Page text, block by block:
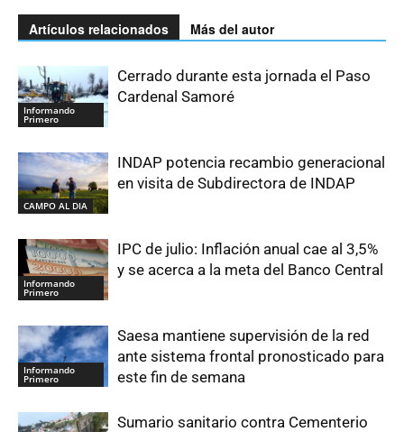
Artículos relacionados Más del autor
Informando
Primero
Cerrado durante esta jornada el Paso
Cardenal Samoré
CAMPO AL DIA
INDAP potencia recambio generacional
en visita de Subdirectora de INDAP
Informando
Primero
IPC de julio: Inflación anual cae al 3,5%
y se acerca a la meta del Banco Central
Informando
Primero
Saesa mantiene supervisión de la red
ante sistema frontal pronosticado para
este fin de semana
Sumario sanitario contra Cementerio